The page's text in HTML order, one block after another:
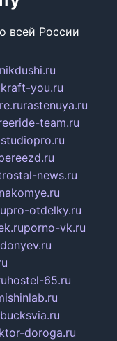
всей России
kraft-you.ru
rastenuya.ru
team.ru
news.ru
pro-otdelky.ru
porno-vk.ru
hostel-65.ru
doroga.ru